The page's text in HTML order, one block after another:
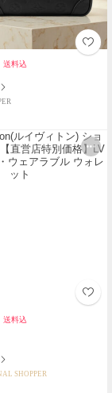
送料込
送料込
SHOPPER